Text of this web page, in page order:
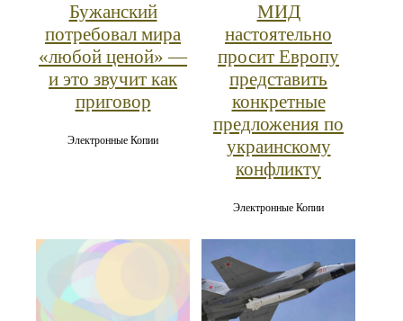
Бужанский
потребовал мира
«любой ценой» —
и это звучит как
приговор
Электронные Копии
МИД
настоятельно
просит Европу
представить
конкретные
предложения по
украинскому
конфликту
Электронные Копии